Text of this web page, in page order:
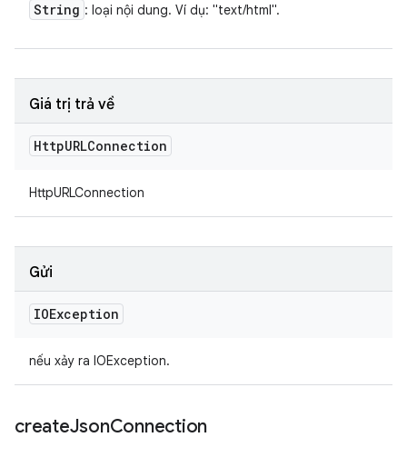
String : loại nội dung. Ví dụ: "text/html".
Giá trị trả về
HttpURLConnection
HttpURLConnection
Gửi
IOException
nếu xảy ra IOException.
createJsonConnection